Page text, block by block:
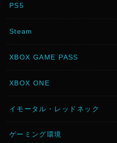
PS5
Steam
XBOX GAME PASS
XBOX ONE
イモータル・レッドネック
ゲーミング環境